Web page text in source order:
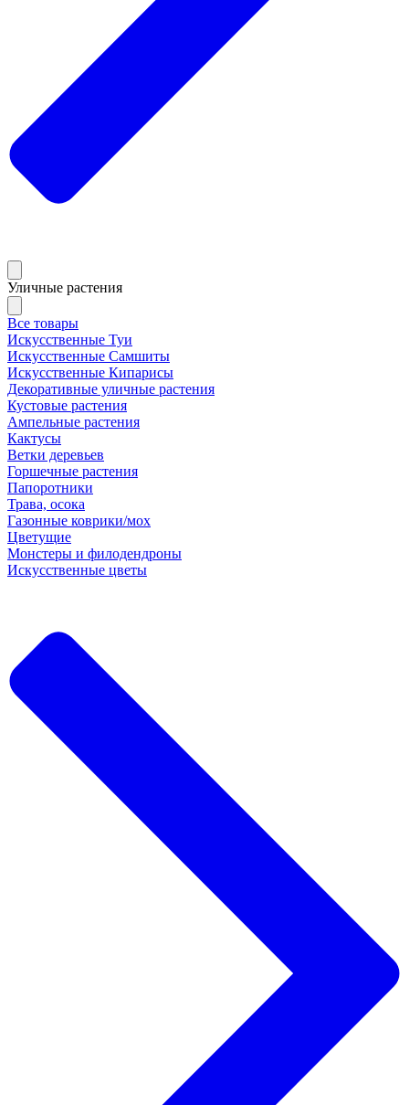
Уличные растения
Все товары
Искусственные Туи
Искусственные Самшиты
Искусственные Кипарисы
Декоративные уличные растения
Кустовые растения
Ампельные растения
Кактусы
Ветки деревьев
Горшечные растения
Папоротники
Трава, осока
Газонные коврики/мох
Цветущие
Монстеры и филодендроны
Искусственные цветы